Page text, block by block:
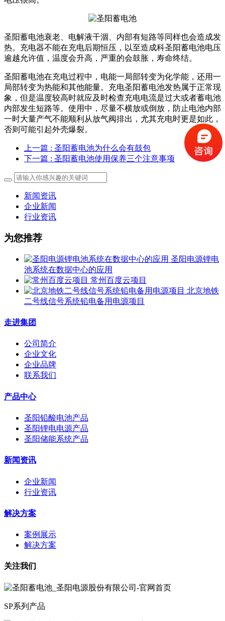
圣阳蓄电池衰老、电解液干涸、内部有短路等同样也会造成发
热。充电器不能在充电后期恒压，以至造成科圣阳蓄电池电压
逾越允许值，温度会升高，严重的会鼓胀，寿命终结。
圣阳蓄电池在充电过程中，电能一局部转变为化学能，还用一
局部转变为热能和其他能量。充电圣阳蓄电池发热属于正常现
象，但是温度较高时就应及时检查充电电流是过大或者蓄电池
内部发生短路等。使用中，尽量不横放或倒放，防止电池内部
一时大量产气不能顺利从放气阀排出，尤其充电时更是如此，
否则可能引起外壳爆裂。
上一篇 : 圣阳蓄电池为什么会有鼓包
下一篇 : 圣阳蓄电池使用保养三个注意事项
新闻资讯
企业新闻
行业资讯
为您推荐
圣阳电源锂电
池系统在数据中心的应用
常州百度云项目
北京地铁
二号线信号系统铅电备用电源项目
走进集团
公司简介
企业文化
企业品牌
联系我们
产品中心
圣阳铅酸电池产品
圣阳锂电电源产品
圣阳储能系统产品
新闻资讯
企业新闻
行业资讯
解决方案
案例展示
解决方案
关注我们
SP系列产品